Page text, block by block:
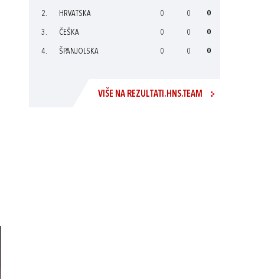
2. HRVATSKA 0 0 0
3. ČEŠKA 0 0 0
4. ŠPANJOLSKA 0 0 0
VIŠE NA REZULTATI.HNS.TEAM